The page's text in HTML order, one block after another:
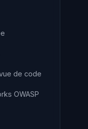
de code
OWASP